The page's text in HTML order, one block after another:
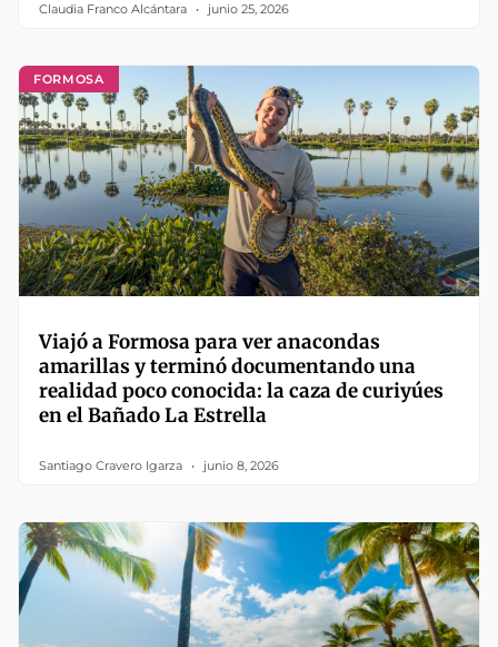
Claudia Franco Alcántara junio 25, 2026
FORMOSA
Viajó a Formosa para ver anacondas
amarillas y terminó documentando una
realidad poco conocida: la caza de curiyúes
en el Bañado La Estrella
Santiago Cravero Igarza junio 8, 2026